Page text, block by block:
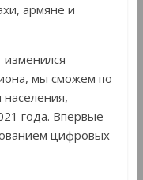
армяне и
изменился
мы сможем по
населения,
года. Впервые
цифровых